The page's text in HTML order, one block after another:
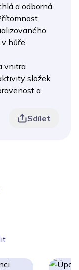
a odborná
hůře
vnitra
složek
a
Sdílet